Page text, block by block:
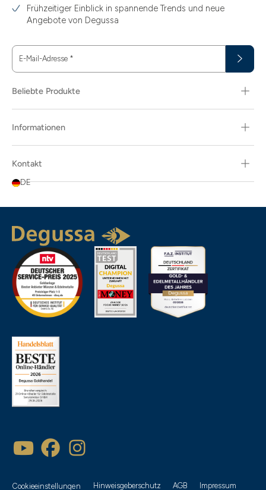
Frühzeitiger Einblick in spannende Trends und neue
Angebote von Degussa
E-Mail-Adresse *
Beliebte Produkte
Informationen
Kontakt
DE
Cookieeinstellungen Hinweisgeberschutz AGB Impressum